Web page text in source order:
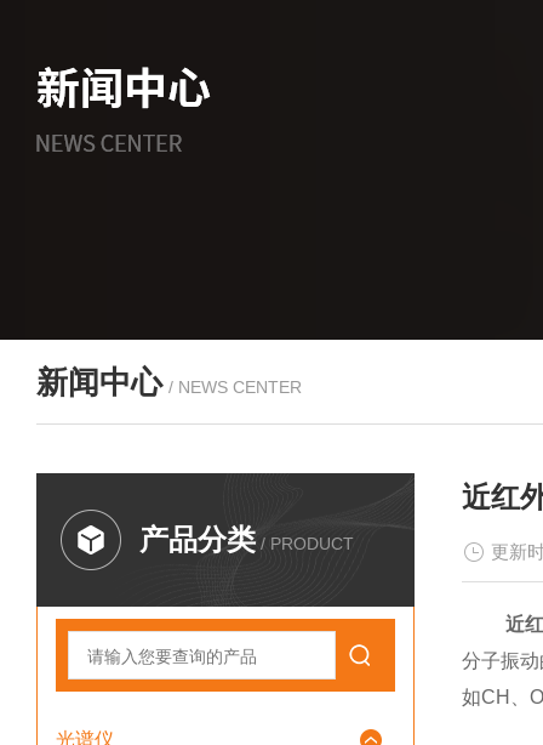
新闻中心 / NEWS CENTER
产品分类 / PRODUCT
光谱仪
近红
更新
近
分子振
如CH、